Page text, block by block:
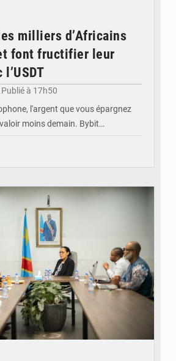
milliers d’Africains
font fructifier leur
Publié à 17h50
l'argent que vous épargnez
moins demain. Bybit…